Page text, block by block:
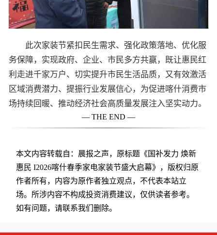
此次家装节紧扣民生需求、强化政策落地、优化服
务保障，实现政府、企业、市民多方共赢，既让惠民红
利走进千家万户、切实提升市民生活品质，又有效激活
区域消费潜力、提振行业发展信心，为促进喀什消费市
场持续回暖、推动经济社会高质量发展注入坚实动力。
— THE END —
本文内容转载自：晨报之声，原标题《国补发力 焕新
惠民 I2026喀什春季家电家装节盛大启幕》，版权归原
作者所有，内容为原作者独立观点，不代表本站立
场。所涉内容不构成投资消费建议，仅供读者参考。
如有问题，请联系我们删除。